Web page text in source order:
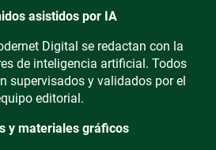
asistidos por IA
Digital se redactan con la
de inteligencia artificial. Todos
supervisados y validados por el
editorial.
y materiales gráficos